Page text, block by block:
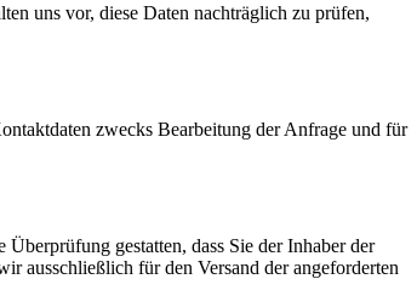
uns vor, diese Daten nachträglich zu prüfen,
zwecks Bearbeitung der Anfrage und für
gestatten, dass Sie der Inhaber der
ausschließlich für den Versand der angeforderten